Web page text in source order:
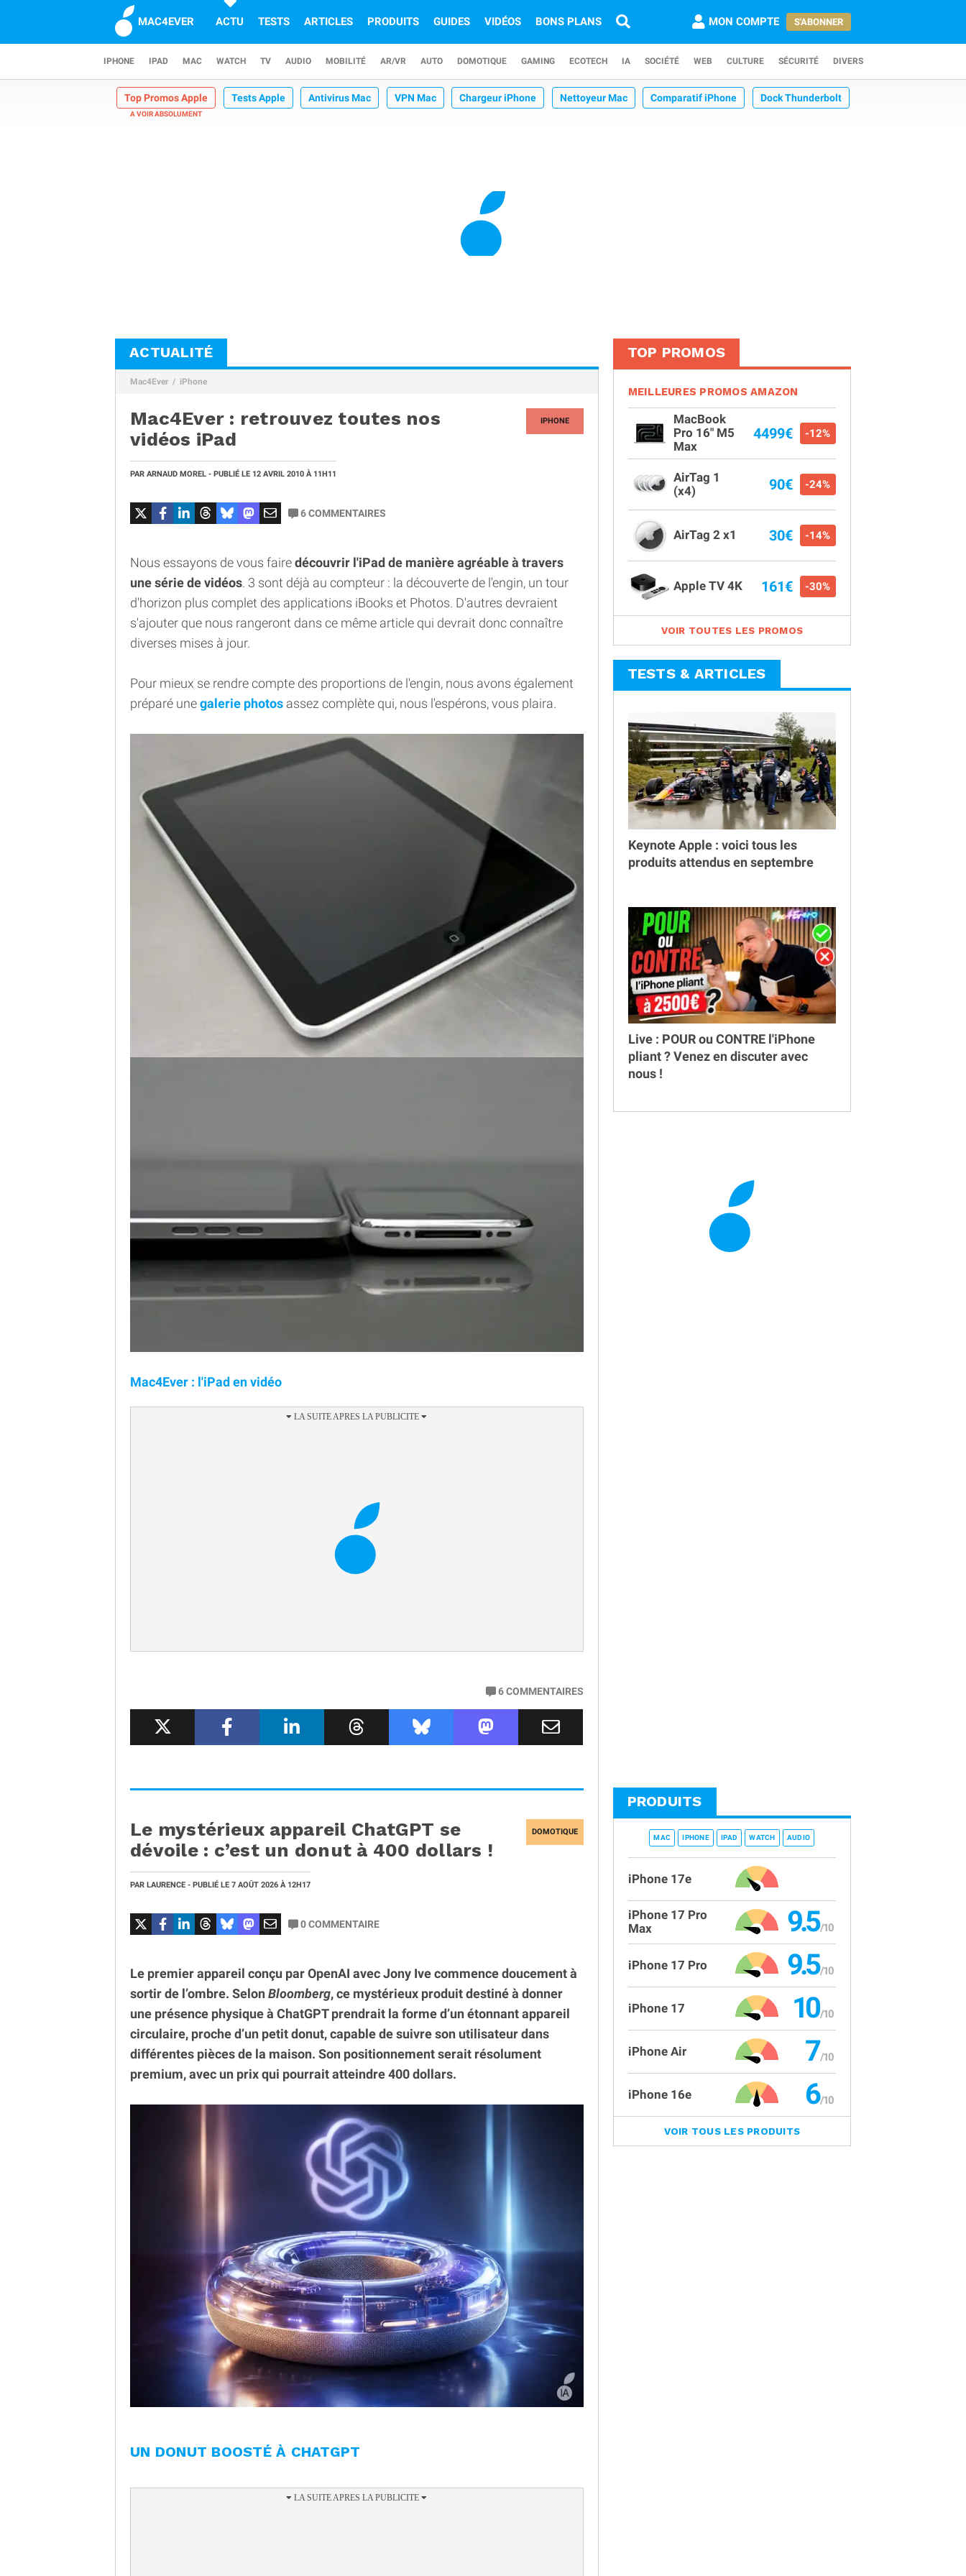
MAC4EVER ACTU TESTS ARTICLES PRODUITS GUIDES VIDÉOS BONS PLANS MON COMPTE S'ABONNER
IPHONE IPAD MAC WATCH TV AUDIO MOBILITÉ AR/VR AUTO DOMOTIQUE GAMING ECOTECH IA SOCIÉTÉ WEB CULTURE SÉCURITÉ DIVERS
Top Promos Apple Tests Apple Antivirus Mac VPN Mac Chargeur iPhone Nettoyeur Mac Comparatif iPhone Dock Thunderbolt
ACTUALITÉ
Mac4Ever iPhone
IPHONE
Mac4Ever : retrouvez toutes nos
vidéos iPad
PAR ARNAUD MOREL - PUBLIÉ LE 12 AVRIL 2010 À 11H11
6COMMENTAIRES
Nous essayons de vous fairedécouvrir l'iPad de manière agréable à travers
une série de vidéos. 3 sont déjà au compteur : la découverte de l'engin, un tour
d'horizon plus complet des applications iBooks et Photos. D'autres devraient
s'ajouter que nous rangeront dans ce même article qui devrait donc connaître
diverses mises à jour.
Pour mieux se rendre compte des proportions de l'engin, nous avons également
préparé unegalerie photos assez complète qui, nous l'espérons, vous plaira.
Mac4Ever : l'iPad en vidéo
6COMMENTAIRES
DOMOTIQUE
Le mystérieux appareil ChatGPT se
dévoile : c’est un donut à 400 dollars !
PAR LAURENCE - PUBLIÉ LE 7 AOÛT 2026 À 12H17
0COMMENTAIRE
Le premier appareil conçu par OpenAI avec Jony Ive commence doucement à
sortir de l’ombre. Selon Bloomberg, ce mystérieux produit destiné à donner
une présence physique à ChatGPT prendrait la forme d’un étonnant appareil
circulaire, proche d’un petit donut, capable de suivre son utilisateur dans
différentes pièces de la maison. Son positionnement serait résolument
premium, avec un prix qui pourrait atteindre 400 dollars.
UN DONUT BOOSTÉ À CHATGPT
TOP PROMOS
MEILLEURES PROMOS AMAZON
MacBook
Pro 16" M5
Max
4499€ -12%
AirTag 1
(x4)
90€ -24%
AirTag 2 x1 30€ -14%
Apple TV 4K 161€ -30%
VOIR TOUTES LES PROMOS
TESTS & ARTICLES
Keynote Apple : voici tous les
produits attendus en septembre
Live : POUR ou CONTRE l'iPhone
pliant ? Venez en discuter avec
nous !
PRODUITS
MAC IPHONE IPAD WATCH AUDIO
iPhone 17e
iPhone 17 Pro
Max
9.5
iPhone 17 Pro 9.5
iPhone 17 10
iPhone Air 7
iPhone 16e 6
VOIR TOUS LES PRODUITS